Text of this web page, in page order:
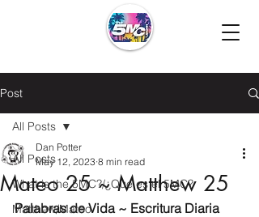
Post
All Posts
What is the 5MC?/¿Que es el 5MC?
Matthew/Mateo
All Posts
Mateo 25 ~ Matthew 25
Dan Potter
May 12, 2023 8 min read
Palabras de Vida ~ Escritura Diaria